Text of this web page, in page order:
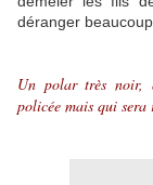
déranger
Un polar très noir,
policée mais qui sera